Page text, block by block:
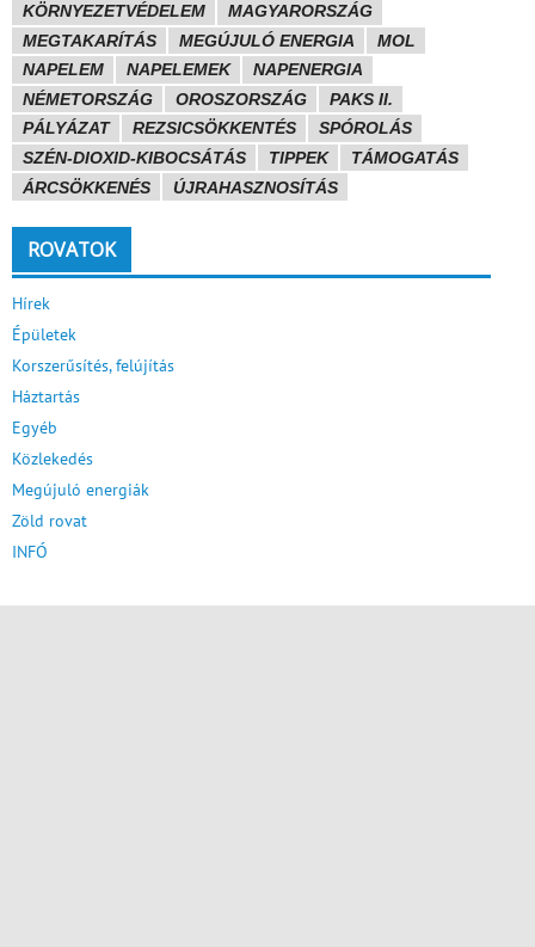
KÖRNYEZETVÉDELEM
MAGYARORSZÁG
MEGTAKARÍTÁS
MEGÚJULÓ ENERGIA
MOL
NAPELEM
NAPELEMEK
NAPENERGIA
NÉMETORSZÁG
OROSZORSZÁG
PAKS II.
PÁLYÁZAT
REZSICSÖKKENTÉS
SPÓROLÁS
SZÉN-DIOXID-KIBOCSÁTÁS
TIPPEK
TÁMOGATÁS
ÁRCSÖKKENÉS
ÚJRAHASZNOSÍTÁS
ROVATOK
Hírek
Épületek
Korszerűsítés, felújítás
Háztartás
Egyéb
Közlekedés
Megújuló energiák
Zöld rovat
INFÓ